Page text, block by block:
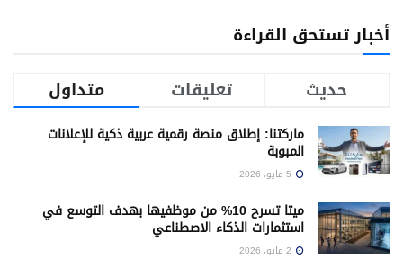
أخبار تستحق القراءة
متداول
تعليقات حديث
ماركتنا: إطلاق منصة رقمية عربية ذكية للإعلانات
المبوبة
ميتا تسرح 10% من موظفيها بهدف التوسع في
استثمارات الذكاء الاصطناعي